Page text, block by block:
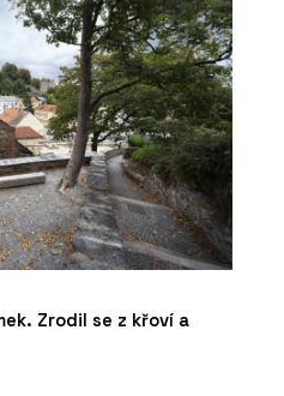
Zrodil se z křoví a